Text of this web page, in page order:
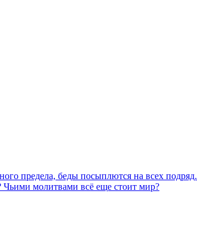
предела, беды посыплются на всех подряд.
Чьими молитвами всё еще стоит мир?